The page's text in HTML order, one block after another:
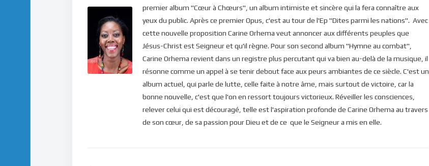
premier album "Cœur à Chœurs", un album intimiste et sincère qui la fera connaître aux
yeux du public. Après ce premier Opus, c'est au tour de l'Ep "Dites parmi les nations". Avec
cette nouvelle proposition Carine Orhema veut annoncer aux différents peuples que
Jésus-Christ est Seigneur et qu'il règne. Pour son second album "Hymne au combat",
Carine Orhema revient dans un registre plus percutant qui va bien au-delà de la musique, il
résonne comme un appel à se tenir debout face aux peurs ambiantes de ce siècle. C'est un
album actuel, qui parle de lutte, celle faite à notre âme, mais surtout de victoire, car la
bonne nouvelle, c'est que l'on en ressort toujours victorieux. Réveiller les consciences,
relever celui qui est découragé, telle est l'aspiration profonde de Carine Orhema au travers
de son cœur, de sa passion pour Dieu et de ce que le Seigneur a mis en elle.